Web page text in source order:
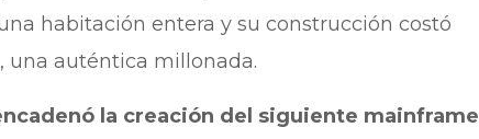
habitación entera y su construcción costó
una auténtica millonada.
la creación del siguiente mainframe